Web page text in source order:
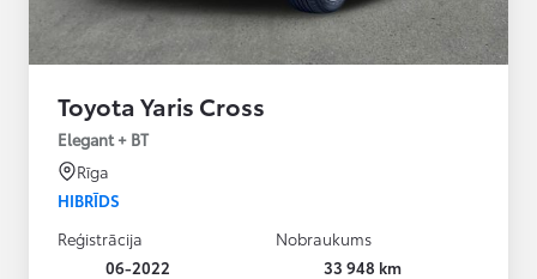
Toyota Yaris Cross
Elegant + BT
Rīga
HIBRĪDS
Reģistrācija
06-2022
Nobraukums
33 948 km